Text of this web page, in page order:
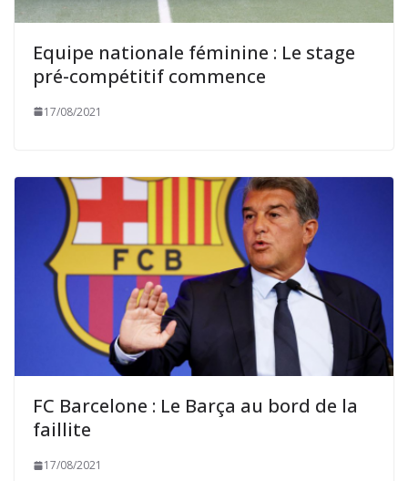
Equipe nationale féminine : Le stage
pré-compétitif commence
17/08/2021
FC Barcelone : Le Barça au bord de la
faillite
17/08/2021